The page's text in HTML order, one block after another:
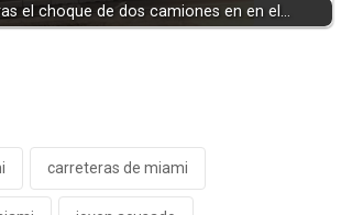
el choque de dos camiones en en el…
carreteras de miami